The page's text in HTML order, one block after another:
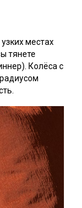
местах
тянете
Колёса с